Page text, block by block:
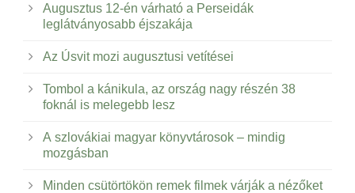
Augusztus 12-én várható a Perseidák
leglátványosabb éjszakája
Az Úsvit mozi augusztusi vetítései
Tombol a kánikula, az ország nagy részén 38
foknál is melegebb lesz
A szlovákiai magyar könyvtárosok – mindig
mozgásban
Minden csütörtökön remek filmek várják a nézőket